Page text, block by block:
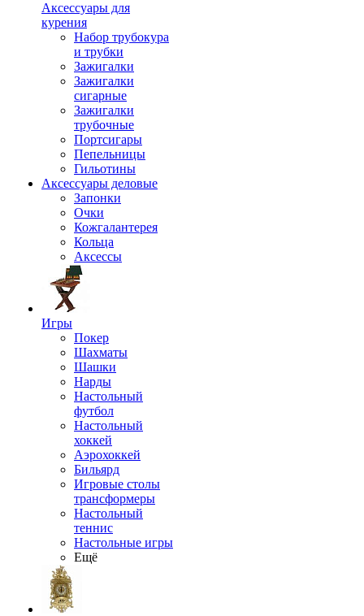
Аксессуары для
курения
Набор трубокура
и трубки
Зажигалки
Зажигалки
сигарные
Зажигалки
трубочные
Портсигары
Пепельницы
Гильотины
Аксессуары деловые
Запонки
Очки
Кожгалантерея
Кольца
Аксессы
Игры
Покер
Шахматы
Шашки
Нарды
Настольный
футбол
Настольный
хоккей
Аэрохоккей
Бильярд
Игровые столы
трансформеры
Настольный
теннис
Настольные игры
Ещё